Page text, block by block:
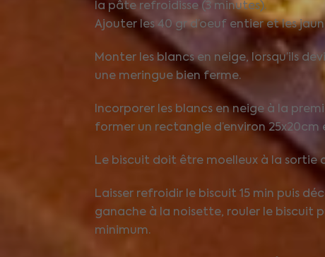
la pâte refroidisse (3 minutes).
Ajouter les 40 gr d’oeuf entier et les
Monter les blancs en neige, lorsqu’ils
une meringue bien ferme.
Incorporer les blancs en neige à la
former un rectangle d’environ 25x20cm
Le biscuit doit être moelleux à la sortie
Laisser refroidir le biscuit 15 min puis
ganache à la noisette, rouler le biscuit
minimum.